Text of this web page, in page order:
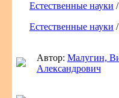
Естественные науки /
Естественные науки /
Автор: Малугин,
Александрович